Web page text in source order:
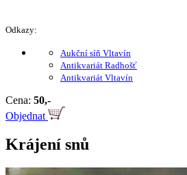
Odkazy:
Aukční síň Vltavín
Antikvariát Radhošť
Antikvariát Vltavín
Cena: 50,-
Objednat
Krájení snů